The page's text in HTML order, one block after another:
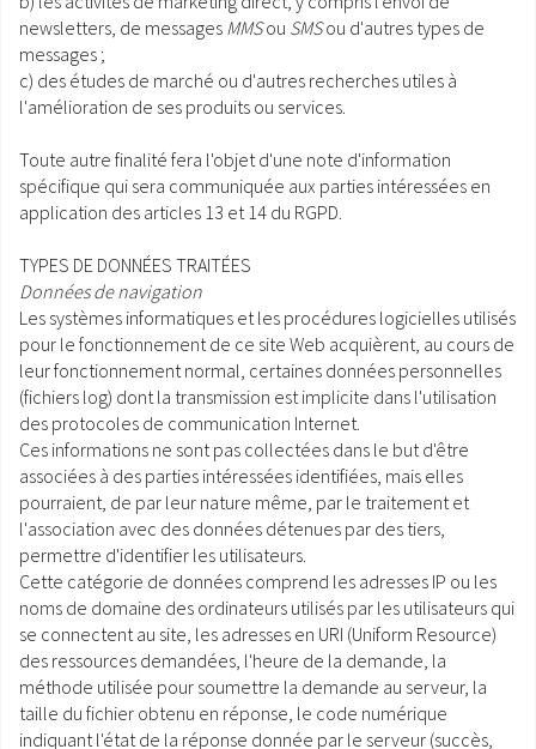
newsletters, de messages MMSou SMSou d'autres types de
messages ;
c) des études de marché ou d'autres recherches utiles à
l'amélioration de ses produits ou services.
Toute autre finalité fera l'objet d'une note d'information
spécifique qui sera communiquée aux parties intéressées en
application des articles 13 et 14 du RGPD.
TYPES DE DONNÉES TRAITÉES
Données de navigation
Les systèmes informatiques et les procédures logicielles utilisés
pour le fonctionnement de ce site Web acquièrent, au cours de
leur fonctionnement normal, certaines données personnelles
(fichiers log) dont la transmission est implicite dans l'utilisation
des protocoles de communication Internet.
Ces informations ne sont pas collectées dans le but d'être
associées à des parties intéressées identifiées, mais elles
pourraient, de par leur nature même, par le traitement et
l'association avec des données détenues par des tiers,
permettre d'identifier les utilisateurs.
Cette catégorie de données comprend les adresses IP ou les
noms de domaine des ordinateurs utilisés par les utilisateurs qui
se connectent au site, les adresses en URI (Uniform Resource)
des ressources demandées, l'heure de la demande, la
méthode utilisée pour soumettre la demande au serveur, la
taille du fichier obtenu en réponse, le code numérique
indiquant l'état de la réponse donnée par le serveur (succès,